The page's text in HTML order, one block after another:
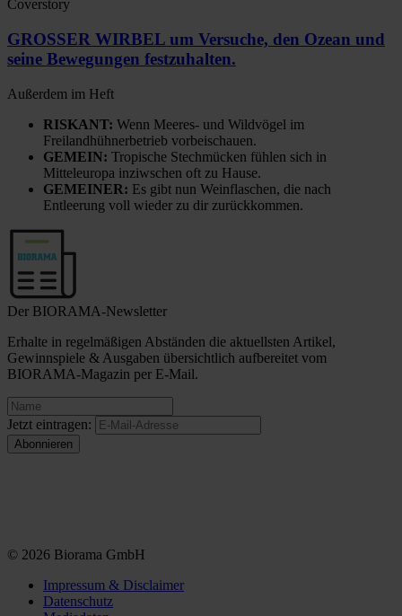
Coverstory
GROSSER WIRBEL um Versuche, den Ozean und
seine Bewegungen festzuhalten.
Außerdem im Heft
RISKANT: Wenn Meeres- und Wildvögel im
Freilandhühnerbetrieb vorbeischauen.
GEMEIN: Tropische Stechmücken fühlen sich in
Mitteleuropa inziwschen oft zu Hause.
GEMEINER: Es gibt nun Weinflaschen, die nach
Entleerung voll wieder zu dir zurückkommen.
Der BIORAMA-Newsletter
Erhalte in regelmäßigen Abständen die aktuellsten Artikel,
Gewinnspiele & Ausgaben übersichtlich aufbereitet vom
BIORAMA-Magazin per E-Mail.
Jetzt eintragen:
© 2026 Biorama GmbH
Impressum & Disclaimer
Datenschutz